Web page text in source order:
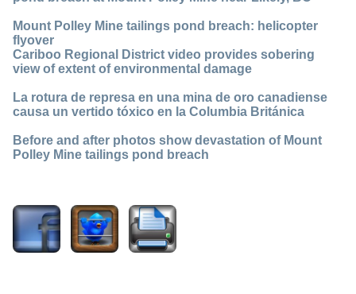
Mount Polley Mine tailings pond breach: helicopter
flyover
Cariboo Regional District video provides sobering
view of extent of environmental damage
La rotura de represa en una mina de oro canadiense
causa un vertido tóxico en la Columbia Británica
Before and after photos show devastation of Mount
Polley Mine tailings pond breach